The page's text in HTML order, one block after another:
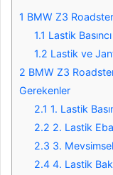
1 BMW Z3
1.1 Lastik
1.2 Lastik ve
2 BMW Z3
Gerekenler
2.1 1. Lastik
2.2 2. Lastik
2.3 3.
2.4 4. Lastik